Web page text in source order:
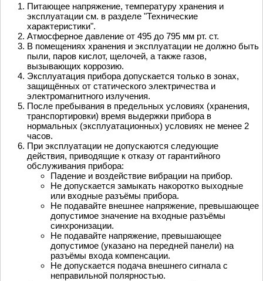
Питающее напряжение, температуру хранения и
эксплуатации см. в разделе "Технические
характеристики".
Атмосферное давление от 495 до 795 мм рт. ст.
В помещениях хранения и эксплуатации не должно быть
пыли, паров кислот, щелочей, а также газов,
вызывающих коррозию.
Эксплуатация прибора допускается только в зонах,
защищённых от статического электричества и
электромагнитного излучения.
После пребывания в предельных условиях (хранения,
транспортировки) время выдержки прибора в
нормальных (эксплуатационных) условиях не менее 2
часов.
При эксплуатации не допускаются следующие
действия, приводящие к отказу от гарантийного
обслуживания прибора:
Падение и воздействие вибрации на прибор.
Не допускается замыкать накоротко выходные
или входные разъёмы прибора.
Не подавайте внешнее напряжение, превышающее
допустимое значение на входные разъёмы
синхронизации.
Не подавайте напряжение, превышающее
допустимое (указано на передней панели) на
разъёмы входа компенсации.
Не допускается подача внешнего сигнала с
неправильной полярностью.